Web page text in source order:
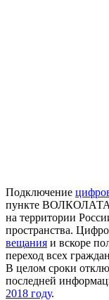
Подключение
пункте ВОЛКОЛАТА
на территории
пространства.
вещания и вскоре
переход всех
В целом сроки
последней
2018 году.